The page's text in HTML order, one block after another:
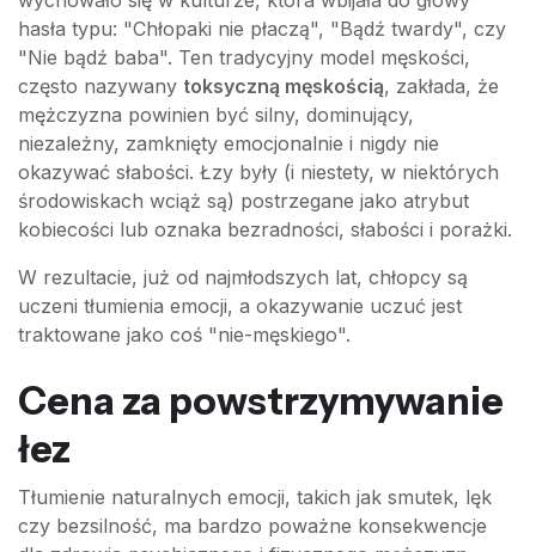
hasła typu: "Chłopaki nie płaczą", "Bądź twardy", czy
"Nie bądź baba". Ten tradycyjny model męskości,
często nazywany toksyczną męskością, zakłada, że
mężczyzna powinien być silny, dominujący,
niezależny, zamknięty emocjonalnie i nigdy nie
okazywać słabości. Łzy były (i niestety, w niektórych
środowiskach wciąż są) postrzegane jako atrybut
kobiecości lub oznaka bezradności, słabości i porażki.
W rezultacie, już od najmłodszych lat, chłopcy są
uczeni tłumienia emocji, a okazywanie uczuć jest
traktowane jako coś "nie-męskiego".
Cena za powstrzymywanie
łez
Tłumienie naturalnych emocji, takich jak smutek, lęk
czy bezsilność, ma bardzo poważne konsekwencje